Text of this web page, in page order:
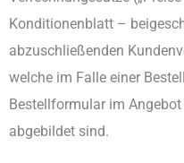
Konditionenblatt –
abzuschließenden
welche im Falle einer
Bestellformular im
abgebildet sind.